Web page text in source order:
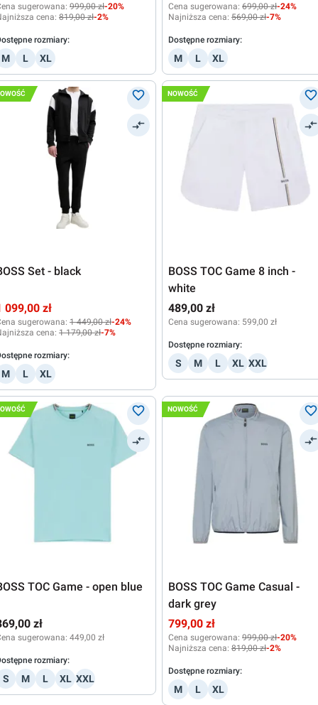
sugerowana: 999,00 zł-20%
cena: 819,00 zł-2%
rozmiary:
M L XL
Cena sugerowana: 699,00 zł-24%
Najniższa cena: 569,00 zł-7%
Dostępne rozmiary:
M L XL
Set - black
099,00 zł
sugerowana: 1 449,00 zł-24%
cena: 1 179,00 zł-7%
rozmiary:
M L XL
NOWOŚĆ
BOSS TOC Game 8 inch -
white
489,00 zł
Cena sugerowana: 599,00 zł
Dostępne rozmiary:
S M L XL XXL
TOC Game - open blue
zł
sugerowana: 449,00 zł
rozmiary:
S M L XL XXL
NOWOŚĆ
BOSS TOC Game Casual -
dark grey
799,00 zł
Cena sugerowana: 999,00 zł-20%
Najniższa cena: 819,00 zł-2%
Dostępne rozmiary:
M L XL